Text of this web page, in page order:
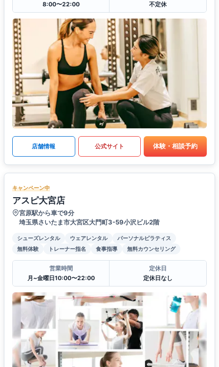
8:00〜22:00
不定休
店舗情報 公式サイト 体験・相談予約
キャンペーン中
アスピ大宮店
宮原駅から車で9分
埼玉県さいたま市大宮区大門町3-59小沢ビル2階
シューズレンタル ウェアレンタル
パーソナルピラティス
無料体験
トレーナー指名 食事指導 無料カウンセリング
営業時間
月~金曜日10:00〜22:00
定休日
定休日なし